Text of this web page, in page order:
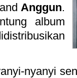
Anggun.
album
nyanyi